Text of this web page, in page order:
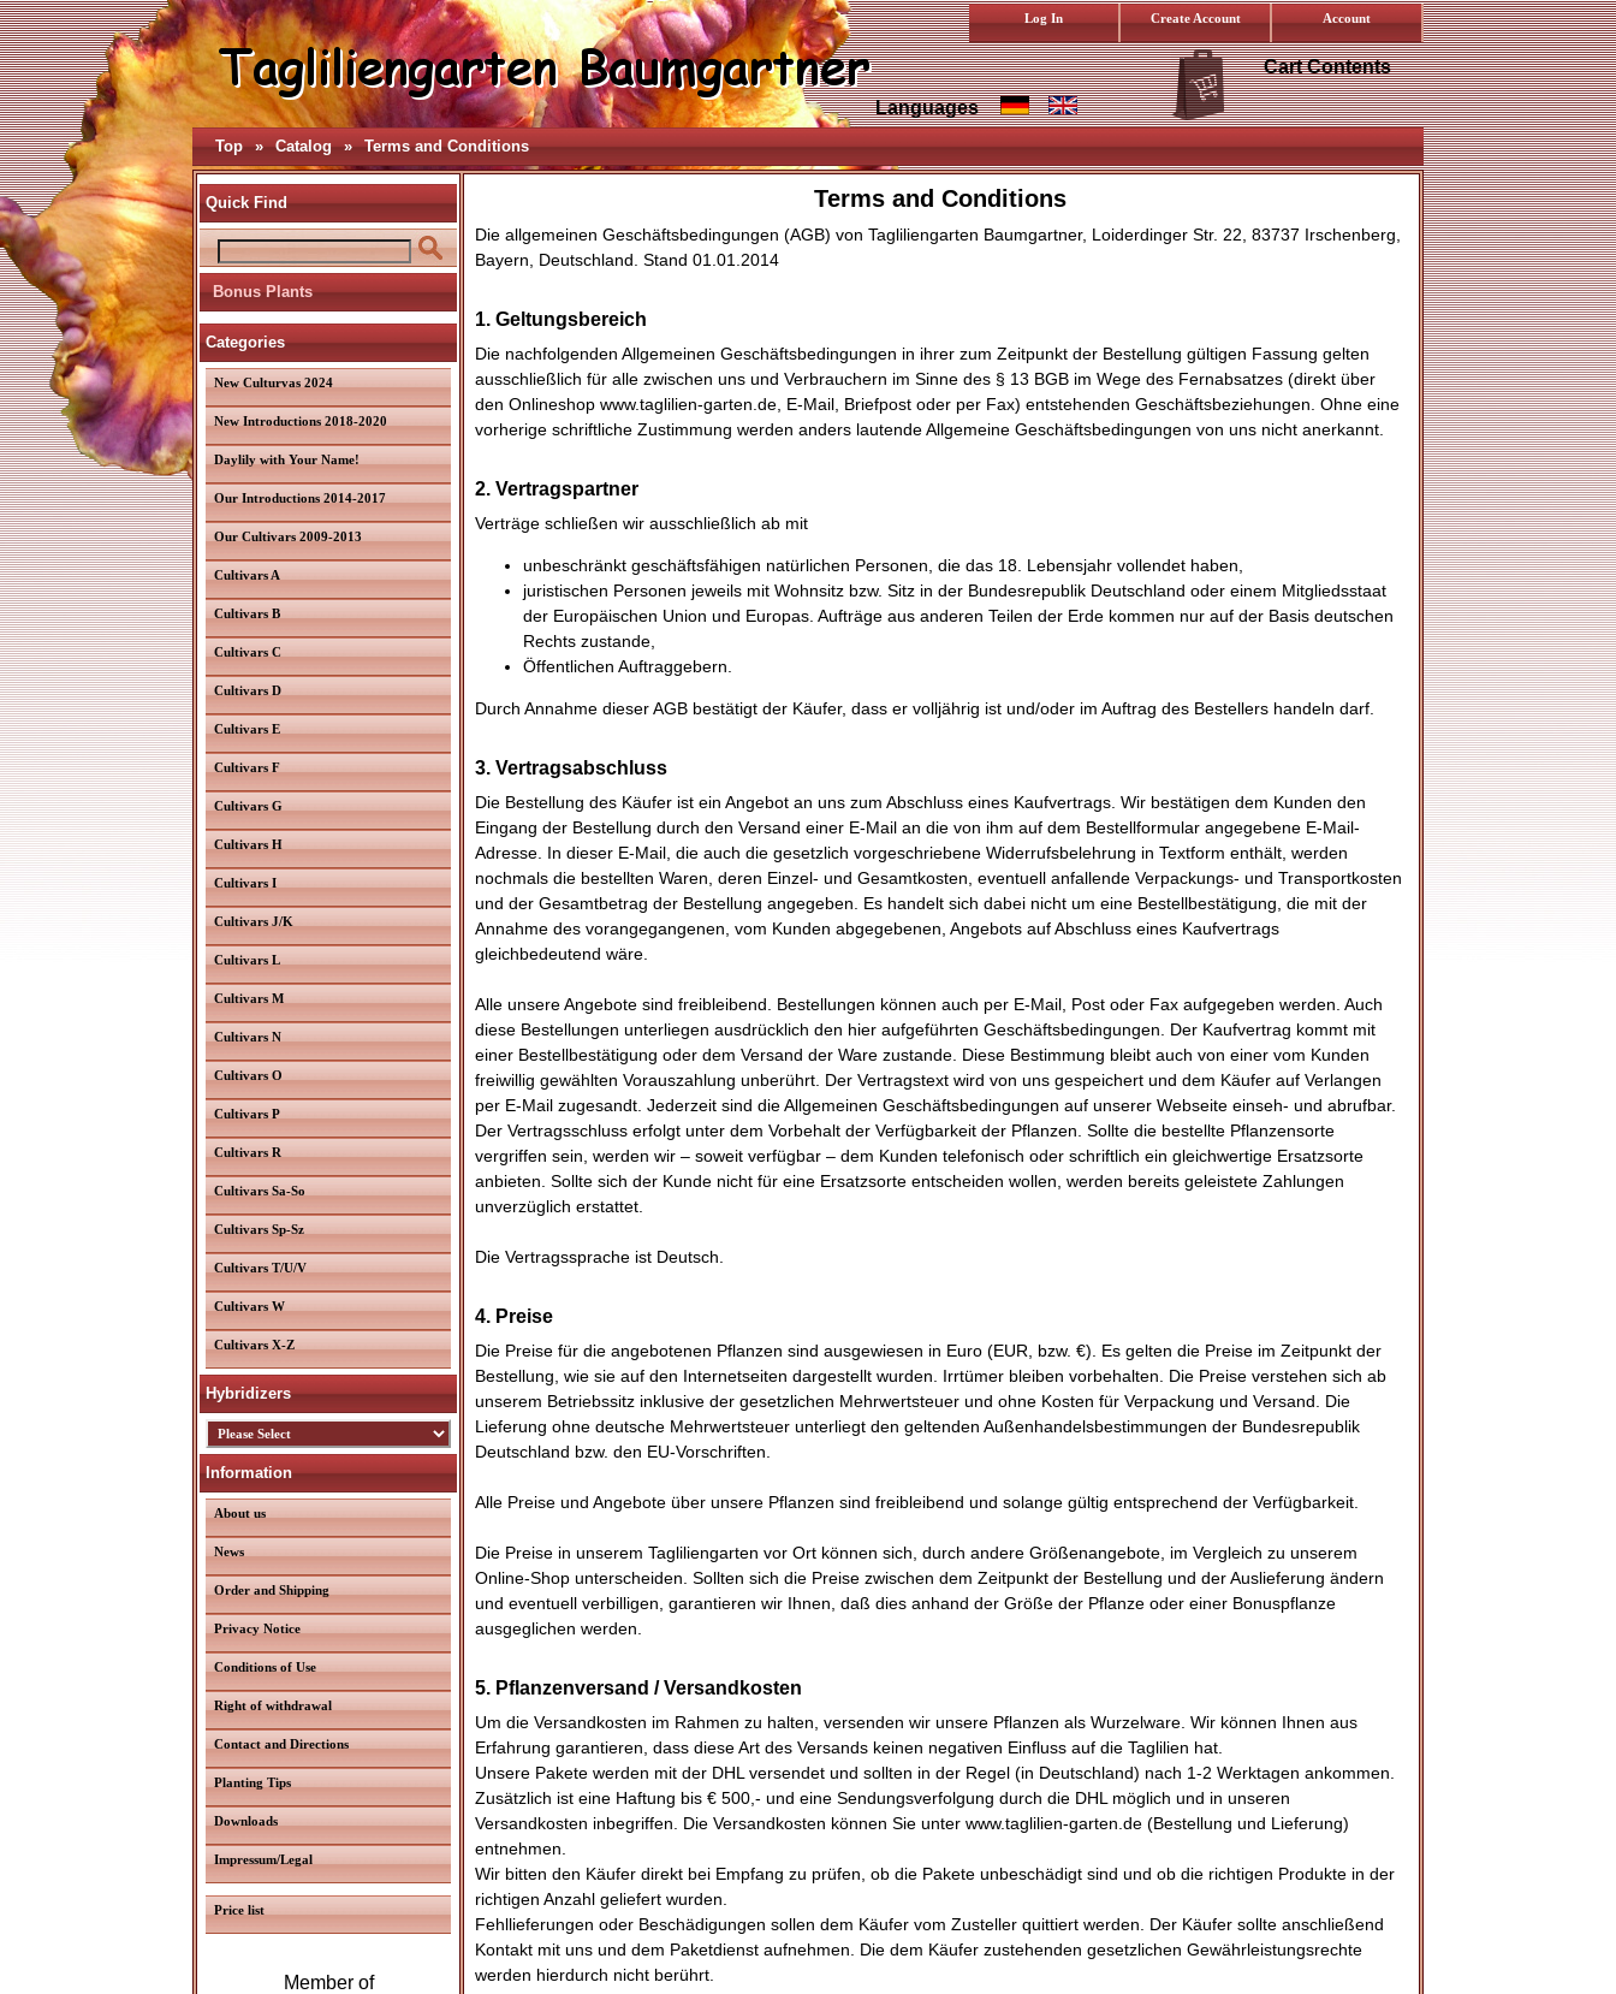
Account
Create Account
Log In
Languages
Cart Contents
Top » Catalog » Terms and Conditions
Quick Find
Bonus Plants
Categories
New Culturvas 2024
New Introductions 2018-2020
Daylily with Your Name!
Our Introductions 2014-2017
Our Cultivars 2009-2013
Cultivars A
Cultivars B
Cultivars C
Cultivars D
Cultivars E
Cultivars F
Cultivars G
Cultivars H
Cultivars I
Cultivars J/K
Cultivars L
Cultivars M
Cultivars N
Cultivars O
Cultivars P
Cultivars R
Cultivars Sa-So
Cultivars Sp-Sz
Cultivars T/U/V
Cultivars W
Cultivars X-Z
Hybridizers
Information
About us
News
Order and Shipping
Privacy Notice
Conditions of Use
Right of withdrawal
Contact and Directions
Planting Tips
Downloads
Impressum/Legal
Price list
Member of
Terms and Conditions
Die allgemeinen Geschäftsbedingungen (AGB) von Tagliliengarten Baumgartner, Loiderdinger Str. 22, 83737 Irschenberg,
Bayern, Deutschland. Stand 01.01.2014
1. Geltungsbereich
Die nachfolgenden Allgemeinen Geschäftsbedingungen in ihrer zum Zeitpunkt der Bestellung gültigen Fassung gelten
ausschließlich für alle zwischen uns und Verbrauchern im Sinne des § 13 BGB im Wege des Fernabsatzes (direkt über
den Onlineshop www.taglilien-garten.de, E-Mail, Briefpost oder per Fax) entstehenden Geschäftsbeziehungen. Ohne eine
vorherige schriftliche Zustimmung werden anders lautende Allgemeine Geschäftsbedingungen von uns nicht anerkannt.
2. Vertragspartner
Verträge schließen wir ausschließlich ab mit
unbeschränkt geschäftsfähigen natürlichen Personen, die das 18. Lebensjahr vollendet haben,
juristischen Personen jeweils mit Wohnsitz bzw. Sitz in der Bundesrepublik Deutschland oder einem Mitgliedsstaat
der Europäischen Union und Europas. Aufträge aus anderen Teilen der Erde kommen nur auf der Basis deutschen
Rechts zustande,
Öffentlichen Auftraggebern.
Durch Annahme dieser AGB bestätigt der Käufer, dass er volljährig ist und/oder im Auftrag des Bestellers handeln darf.
3. Vertragsabschluss
Die Bestellung des Käufer ist ein Angebot an uns zum Abschluss eines Kaufvertrags. Wir bestätigen dem Kunden den
Eingang der Bestellung durch den Versand einer E-Mail an die von ihm auf dem Bestellformular angegebene E-Mail-
Adresse. In dieser E-Mail, die auch die gesetzlich vorgeschriebene Widerrufsbelehrung in Textform enthält, werden
nochmals die bestellten Waren, deren Einzel- und Gesamtkosten, eventuell anfallende Verpackungs- und Transportkosten
und der Gesamtbetrag der Bestellung angegeben. Es handelt sich dabei nicht um eine Bestellbestätigung, die mit der
Annahme des vorangegangenen, vom Kunden abgegebenen, Angebots auf Abschluss eines Kaufvertrags
gleichbedeutend wäre.
Alle unsere Angebote sind freibleibend. Bestellungen können auch per E-Mail, Post oder Fax aufgegeben werden. Auch
diese Bestellungen unterliegen ausdrücklich den hier aufgeführten Geschäftsbedingungen. Der Kaufvertrag kommt mit
einer Bestellbestätigung oder dem Versand der Ware zustande. Diese Bestimmung bleibt auch von einer vom Kunden
freiwillig gewählten Vorauszahlung unberührt. Der Vertragstext wird von uns gespeichert und dem Käufer auf Verlangen
per E-Mail zugesandt. Jederzeit sind die Allgemeinen Geschäftsbedingungen auf unserer Webseite einseh- und abrufbar.
Der Vertragsschluss erfolgt unter dem Vorbehalt der Verfügbarkeit der Pflanzen. Sollte die bestellte Pflanzensorte
vergriffen sein, werden wir – soweit verfügbar – dem Kunden telefonisch oder schriftlich ein gleichwertige Ersatzsorte
anbieten. Sollte sich der Kunde nicht für eine Ersatzsorte entscheiden wollen, werden bereits geleistete Zahlungen
unverzüglich erstattet.
Die Vertragssprache ist Deutsch.
4. Preise
Die Preise für die angebotenen Pflanzen sind ausgewiesen in Euro (EUR, bzw. €). Es gelten die Preise im Zeitpunkt der
Bestellung, wie sie auf den Internetseiten dargestellt wurden. Irrtümer bleiben vorbehalten. Die Preise verstehen sich ab
unserem Betriebssitz inklusive der gesetzlichen Mehrwertsteuer und ohne Kosten für Verpackung und Versand. Die
Lieferung ohne deutsche Mehrwertsteuer unterliegt den geltenden Außenhandelsbestimmungen der Bundesrepublik
Deutschland bzw. den EU-Vorschriften.
Alle Preise und Angebote über unsere Pflanzen sind freibleibend und solange gültig entsprechend der Verfügbarkeit.
Die Preise in unserem Tagliliengarten vor Ort können sich, durch andere Größenangebote, im Vergleich zu unserem
Online-Shop unterscheiden. Sollten sich die Preise zwischen dem Zeitpunkt der Bestellung und der Auslieferung ändern
und eventuell verbilligen, garantieren wir Ihnen, daß dies anhand der Größe der Pflanze oder einer Bonuspflanze
ausgeglichen werden.
5. Pflanzenversand / Versandkosten
Um die Versandkosten im Rahmen zu halten, versenden wir unsere Pflanzen als Wurzelware. Wir können Ihnen aus
Erfahrung garantieren, dass diese Art des Versands keinen negativen Einfluss auf die Taglilien hat.
Unsere Pakete werden mit der DHL versendet und sollten in der Regel (in Deutschland) nach 1-2 Werktagen ankommen.
Zusätzlich ist eine Haftung bis € 500,- und eine Sendungsverfolgung durch die DHL möglich und in unseren
Versandkosten inbegriffen. Die Versandkosten können Sie unter www.taglilien-garten.de (Bestellung und Lieferung)
entnehmen.
Wir bitten den Käufer direkt bei Empfang zu prüfen, ob die Pakete unbeschädigt sind und ob die richtigen Produkte in der
richtigen Anzahl geliefert wurden.
Fehllieferungen oder Beschädigungen sollen dem Käufer vom Zusteller quittiert werden. Der Käufer sollte anschließend
Kontakt mit uns und dem Paketdienst aufnehmen. Die dem Käufer zustehenden gesetzlichen Gewährleistungsrechte
werden hierdurch nicht berührt.